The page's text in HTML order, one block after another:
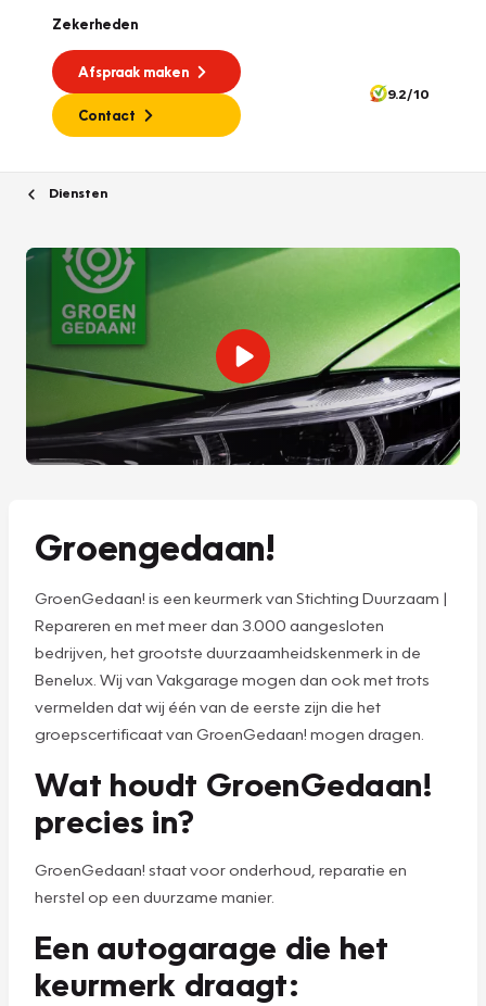
Zekerheden
Afspraak maken
Contact
9.2/10
Diensten
Groengedaan!
GroenGedaan! is een keurmerk van Stichting Duurzaam |
Repareren en met meer dan 3.000 aangesloten
bedrijven, het grootste duurzaamheidskenmerk in de
Benelux. Wij van Vakgarage mogen dan ook met trots
vermelden dat wij één van de eerste zijn die het
groepscertificaat van GroenGedaan! mogen dragen.
Wat houdt GroenGedaan!
precies in?
GroenGedaan! staat voor onderhoud, reparatie en
herstel op een duurzame manier.
Een autogarage die het
keurmerk draagt: